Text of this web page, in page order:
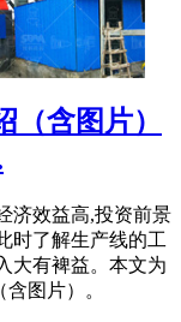
含图片）
济效益高,投资前景
时了解生产线的工
大有裨益。本文为
图片）。